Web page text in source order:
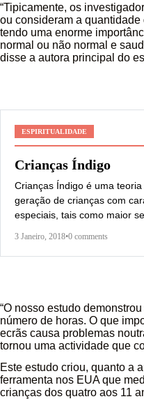
“Tipicamente, os
ou consideram a
tendo uma enorme
normal ou não normal e
disse a autora principal do
ESPIRITUALIDADE
Crianças Índigo
Crianças Índigo é uma
geração de crianças com
especiais, tais como maior
3 Janeiro, 2018•0 comments
“O nosso estudo
número de horas. O que
ecrãs causa problemas
tornou uma actividade que
Este estudo criou, quanto a
ferramenta nos EUA que
crianças dos quatro aos 11